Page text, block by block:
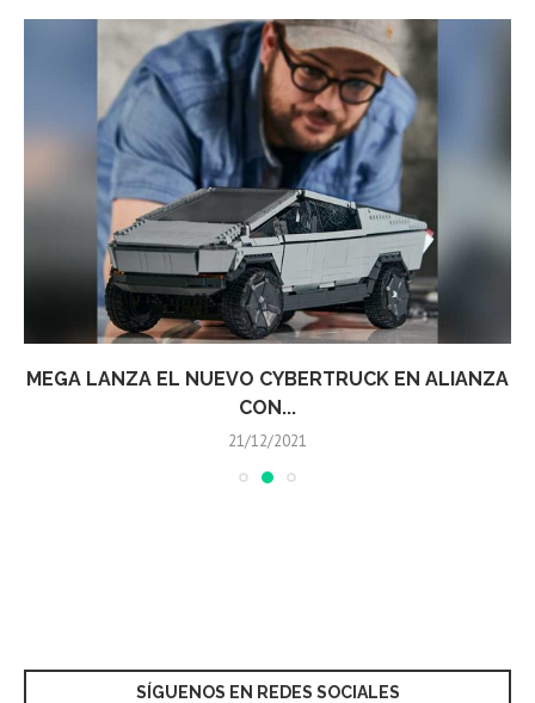
MEGA LANZA EL NUEVO CYBERTRUCK EN ALIANZA
CON...
21/12/2021
SÍGUENOS EN REDES SOCIALES